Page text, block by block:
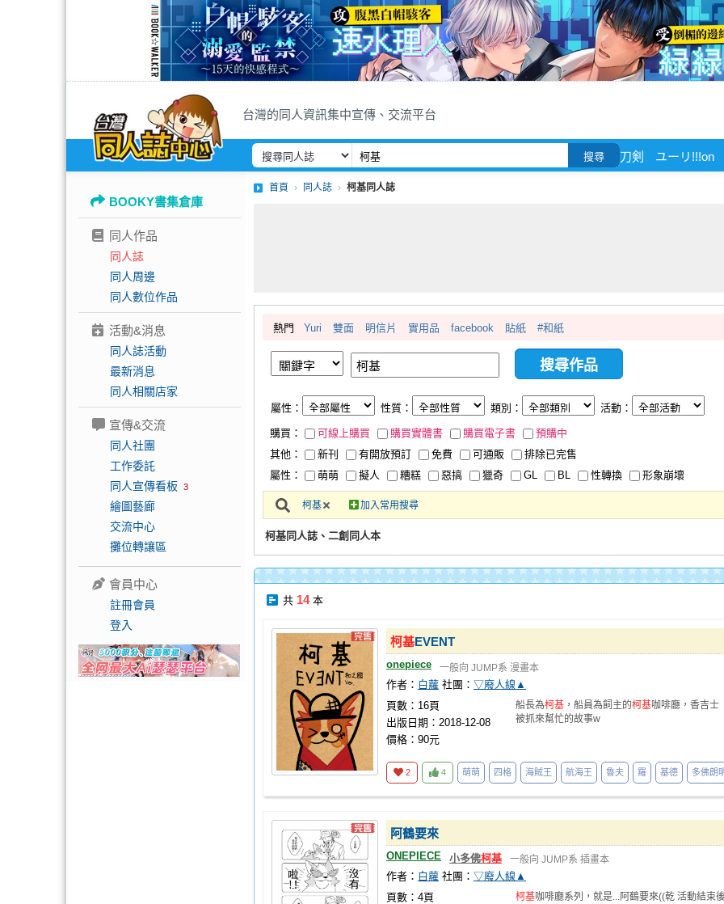
台灣的同人資訊集中宣傳、交流平台
搜尋 刀剣 ユーリ!!!on
BOOKY書集倉庫
同人作品
同人誌
同人周邊
同人數位作品
活動&消息
同人誌活動
最新消息
同人相關店家
宣傳&交流
同人社團
工作委託
同人宣傳看板 3
繪圖藝廊
交流中心
攤位轉讓區
會員中心
註冊會員
登入
首頁 同人誌 柯基同人誌
熱門 Yuri 雙面 明信片 實用品 facebook 貼紙 #和紙
屬性： 性質： 類別： 活動：
購買： 可線上購買 購買實體書 購買電子書
預購中
其他：
新刊 有開放預訂 免費 可通販
排除已完售
屬性：
萌萌 擬人 糟糕 惡搞 獵奇 GL BL 性轉換 形象崩壞
柯基 加入常用搜尋
柯基同人誌、二創同人本
共 14本
柯基EVENT
onepiece 一般向 JUMP系 漫畫本
作者： 白蘿 社團： ▽廢人線▲
頁數：16頁
出版日期：2018-12-08
價格：90元
船長為柯基 ，船員為飼主的柯基咖啡廳，香吉士
被抓來幫忙的故事w
2 4 萌萌 四格 海賊王 航海王 魯夫 羅 基德 多佛朗
阿鶴要來
ONEPIECE 小多佛柯基 一般向 JUMP系 插畫本
作者： 白蘿 社團： ▽廢人線▲
頁數：4頁
柯基咖啡廳系列，就是...阿鶴要來((乾 活動結束